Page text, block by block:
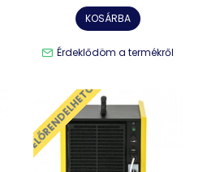
KOSÁRBA
Érdeklődöm a termékről
ELŐRENDELHETŐ